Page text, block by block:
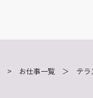
> お仕事一覧＞ テラ